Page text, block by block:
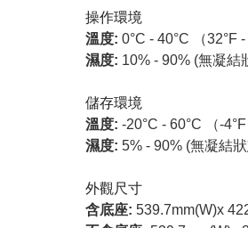
操作環境
溫度: 0°C - 40°C （32°F -
濕度: 10% - 90% (無凝結
儲存環境
溫度: -20°C - 60°C （-4°F
濕度: 5% - 90% (無凝結
外觀尺寸
含底座: 539.7mm(W)x